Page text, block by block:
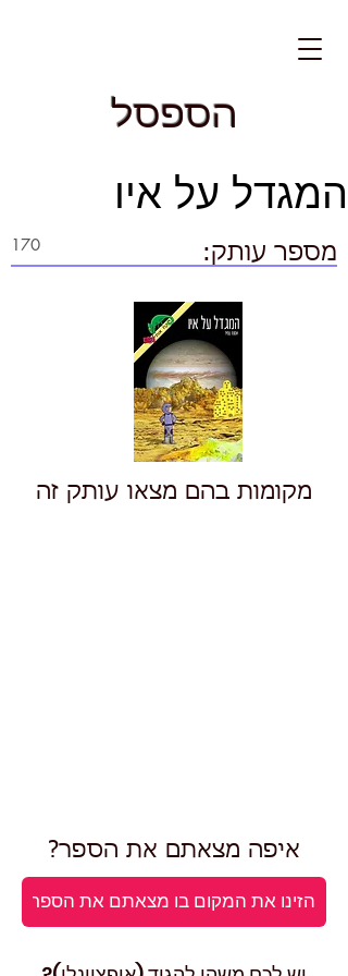
הספסל
מקומות בהם מצאו עותק זה
מספר עותק:
איפה מצאתם את הספר?
המגדל על איו